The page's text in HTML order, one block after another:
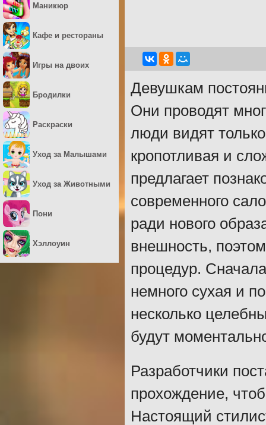
Девушкам
Они проводят
люди видят
кропотливая и
предлагает
современного
ради нового
внешность,
процедур.
немного сухая и
несколько
будут
Разработчики
прохождение,
Настоящий
Маникюр
Кафе и рестораны
Игры на двоих
Бродилки
Раскраски
Уход за Малышами
Уход за Животными
Пони
Хэллоуин